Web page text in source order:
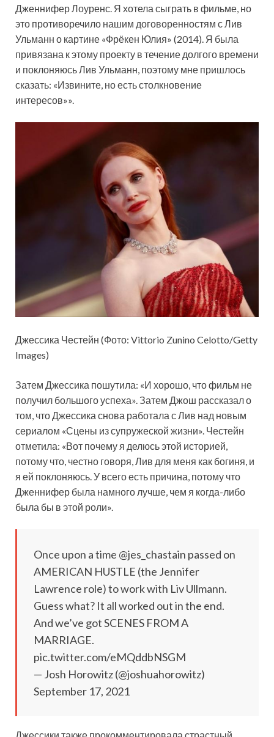
Дженнифер Лоуренс. Я хотела сыграть в фильме, но
это противоречило нашим договоренностям с Лив
Ульманн о картине «Фрёкен Юлия» (2014). Я была
привязана к этому проекту в течение долгого времени
и поклоняюсь Лив Ульманн, поэтому мне пришлось
сказать: «Извините, но есть столкновение
интересов»».
Джессика Честейн (Фото: Vittorio Zunino Celotto/Getty
Images)
Затем Джессика пошутила: «И хорошо, что фильм не
получил большого успеха». Затем Джош рассказал о
том, что Джессика снова работала с Лив над новым
сериалом «Сцены из супружеской жизни». Честейн
отметила: «Вот почему я делюсь этой историей,
потому что, честно говоря, Лив для меня как богиня, и
я ей поклоняюсь. У всего есть причина, потому что
Дженнифер была намного лучше, чем я когда-либо
была бы в этой роли».
Once upon a time @jes_chastain passed on
AMERICAN HUSTLE (the Jennifer
Lawrence role) to work with Liv Ullmann.
Guess what? It all worked out in the end.
And we’ve got SCENES FROM A
MARRIAGE.
pic.twitter.com/eMQddbNSGM
— Josh Horowitz (@joshuahorowitz)
September 17, 2021